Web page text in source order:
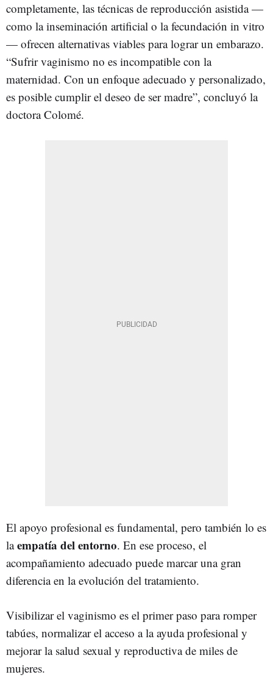
completamente, las técnicas de reproducción asistida —
como la inseminación artificial o la fecundación in vitro
— ofrecen alternativas viables para lograr un embarazo.
“Sufrir vaginismo no es incompatible con la
maternidad. Con un enfoque adecuado y personalizado,
es posible cumplir el deseo de ser madre”, concluyó la
doctora Colomé.
El apoyo profesional es fundamental, pero también lo es
laempatía del entorno. En ese proceso, el
acompañamiento adecuado puede marcar una gran
diferencia en la evolución del tratamiento.
Visibilizar el vaginismo es el primer paso para romper
tabúes, normalizar el acceso a la ayuda profesional y
mejorar la salud sexual y reproductiva de miles de
mujeres.